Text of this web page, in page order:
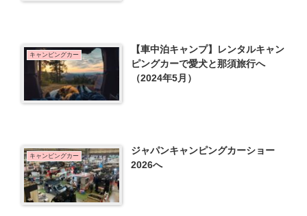
キャンピングカー
【車中泊キャンプ】レンタルキャン
ピングカーで愛犬と那須旅行へ
（2024年5月）
キャンピングカー
ジャパンキャンピングカーショー
2026へ